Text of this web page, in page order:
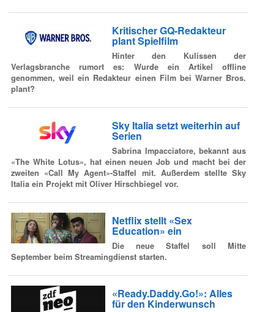
Kritischer GQ-Redakteur
plant Spielfilm
Hinter den Kulissen der
Verlagsbranche rumort es: Wurde ein Artikel offline
genommen, weil ein Redakteur einen Film bei Warner Bros.
plant?
Sky Italia setzt weiterhin auf
Serien
Sabrina Impacciatore, bekannt aus
«The White Lotus», hat einen neuen Job und macht bei der
zweiten «Call My Agent»-Staffel mit. Außerdem stellte Sky
Italia ein Projekt mit Oliver Hirschbiegel vor.
Netflix stellt «Sex
Education» ein
Die neue Staffel soll Mitte
September beim Streamingdienst starten.
«Ready.Daddy.Go!»: Alles
für den Kinderwunsch